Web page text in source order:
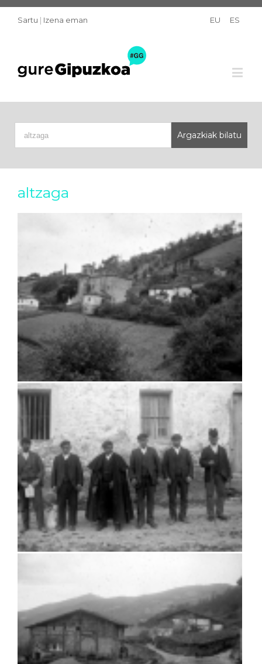
Sartu | Izena eman EU ES
altzaga